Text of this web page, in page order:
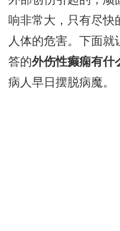
响非常大，只有尽快
人体的危害。下面
答的外伤性癫痫有什
病人早日摆脱病魔。